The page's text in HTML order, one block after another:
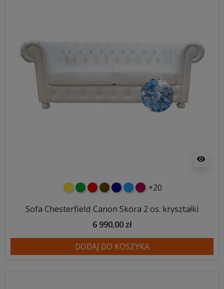
visibility
żółtyzielonyczerwony
czekoladowy
granatowy
niebieski
malinowy
+20
Sofa Chesterfield Canon Skóra 2 os. kryształki
6 990,00 zł
DODAJ DO KOSZYKA